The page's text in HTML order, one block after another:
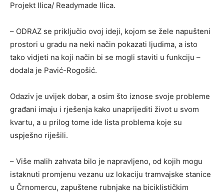
Projekt Ilica/ Readymade Ilica.
– ODRAZ se priključio ovoj ideji, kojom se žele napušteni
prostori u gradu na neki način pokazati ljudima, a isto
tako vidjeti na koji način bi se mogli staviti u funkciju –
dodala je Pavić-Rogošić.
Odaziv je uvijek dobar, a osim što iznose svoje probleme
građani imaju i rješenja kako unaprijediti život u svom
kvartu, a u prilog tome ide lista problema koje su
uspješno riješili.
– Više malih zahvata bilo je napravljeno, od kojih mogu
istaknuti promjenu vezanu uz lokaciju tramvajske stanice
u Črnomercu, zapuštene rubnjake na biciklističkim